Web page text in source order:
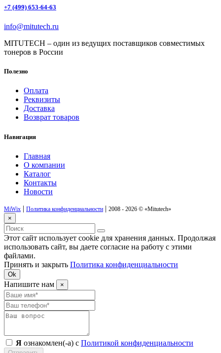
+7 (499) 653-64-63
info@mitutech.ru
MITUTECH – один из ведущих поставщиков совместимых
тонеров в России
Полезно
Оплата
Реквизиты
Доставка
Возврат товаров
Навигация
Главная
О компании
Каталог
Контакты
Новости
MiWix | Политика конфиденциальности | 2008 - 2026 © «Mitutech»
×
Этот сайт использует cookie для хранения данных. Продолжая
использовать сайт, вы даете согласие на работу с этими
файлами.
Принять и закрыть Политика конфиденциальности
Ok
Напишите нам ×
Я ознакомлен(-а) с Политикой конфиденциальности